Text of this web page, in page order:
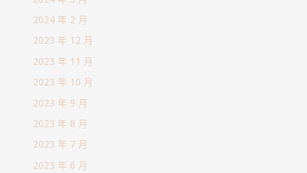
2024 年 2 月
2023 年 12 月
2023 年 11 月
2023 年 10 月
2023 年 9 月
2023 年 8 月
2023 年 7 月
2023 年 6 月